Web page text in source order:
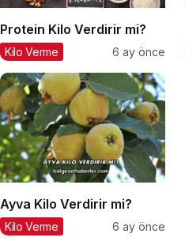
Protein Kilo Verdirir mi?
Kilo Verme 6 ay önce
Ayva Kilo Verdirir mi?
Kilo Verme 6 ay önce